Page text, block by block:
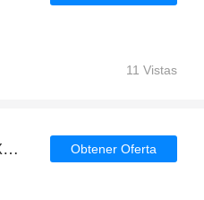
11 Vistas
Obtenga 4% de descuento en todo en IBERIA EXPRESS | caduca pronto Obtener Oferta